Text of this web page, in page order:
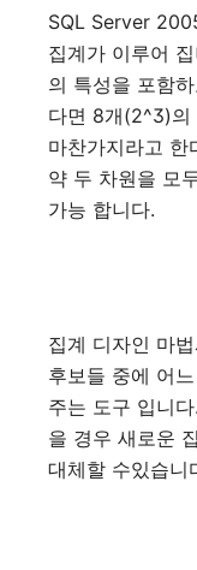
SQL Server
집계가 이루어
의 특성을 포함
다면 8개(2^3)의
마찬가지라고
약 두 차원을 모
가능 합니다.
집계 디자인 마
후보들 중에 어
주는 도구 입니
을 경우 새로운
대체할 수있습니